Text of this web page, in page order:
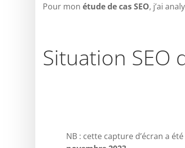
Pour mon étude de cas SEO, j’ai
Situation SEO
NB : cette capture d’écran a